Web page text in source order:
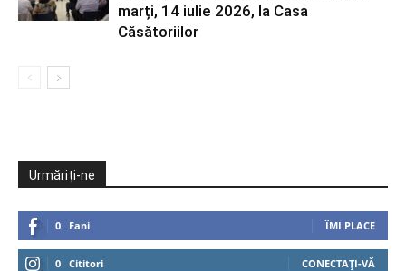
marți, 14 iulie 2026, la Casa
Căsătoriilor
Urmăriți-ne
0 Fani ÎMI PLACE
0 Cititori CONECTAȚI-VĂ